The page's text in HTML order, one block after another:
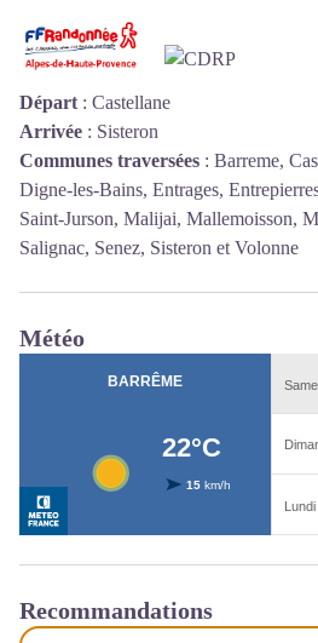
Départ : Castellane
Arrivée : Sisteron
Communes traversées : Barreme,
Digne-les-Bains, Entrages,
Saint-Jurson, Malijai, Mallemoisson,
Salignac, Senez, Sisteron et Volonne
Météo
Recommandations